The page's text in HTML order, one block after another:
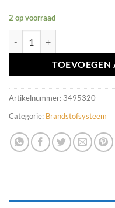
2 op voorraad
TOEVOEGEN
Artikelnummer: 3495320
Categorie: Brandstofsysteem